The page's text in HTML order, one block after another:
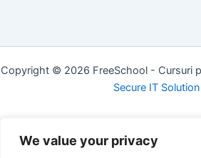
We value your privacy
Copyright © 2026 FreeSchool - Cursuri
Secure IT